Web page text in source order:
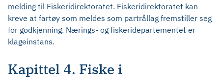
melding til Fiskeridirektoratet. Fiskeridirektoratet kan
kreve at fartøy som meldes som partrållag fremstiller seg
for godkjenning. Nærings- og fiskeridepartementet er
klageinstans.
Kapittel 4. Fiske i